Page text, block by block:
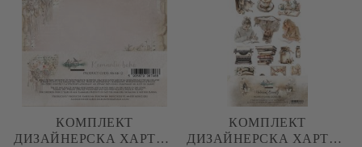
КОМПЛЕКТ
ДИЗАЙНЕРСКА ХАРТИЯ
КОМПЛЕКТ
ДИЗАЙНЕРСКА ХАРТИЯ